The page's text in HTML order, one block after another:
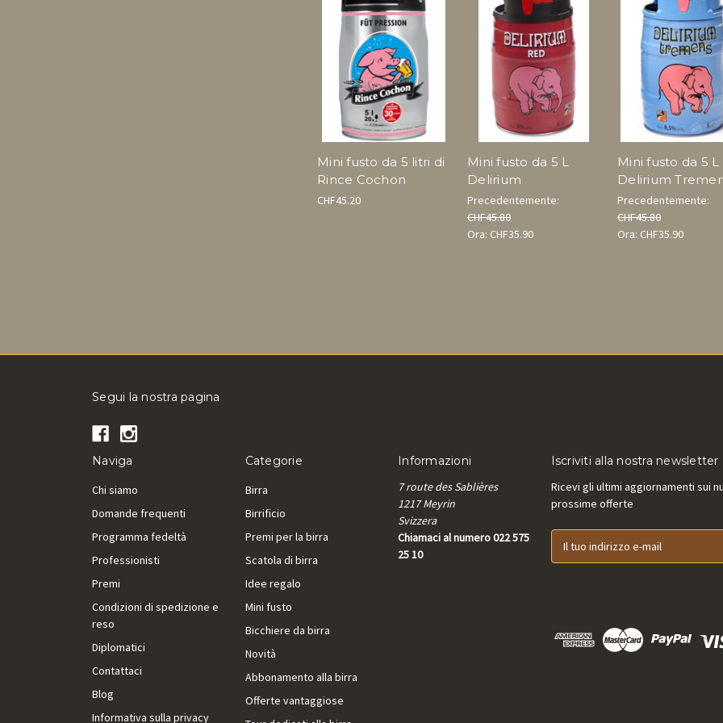
Mini fusto da 5 litri di
Rince Cochon
CHF45.20
Mini fusto da 5 L
Delirium
Precedentemente:
CHF45.80
Ora: CHF35.90
Mini fusto da 5 L
Delirium
Precedentemente:
CHF45.80
Ora: CHF35.90
Segui la nostra pagina
Naviga
Chi siamo
Domande frequenti
Programma fedeltà
Professionisti
Premi
Condizioni di spedizione e
reso
Diplomatici
Contattaci
Blog
Informativa sulla privacy
Categorie
Birra
Birrificio
Premi per la birra
Scatola di birra
Idee regalo
Mini fusto
Bicchiere da birra
Novità
Abbonamento alla birra
Offerte vantaggiose
Informazioni
7 route des Sablières
1217 Meyrin
Svizzera
Chiamaci al numero 022 575
25 10
Iscriviti alla nostra newsletter
Ricevi gli ultimi aggiornamenti sui
prossime offerte
I
z